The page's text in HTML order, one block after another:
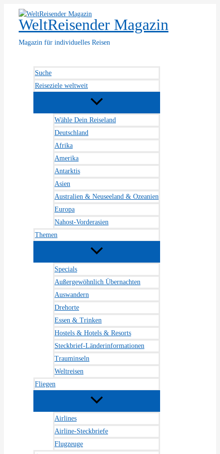
Inhalt
springenWeltReisender Magazin
Magazin für individuelles Reisen
Suche
Reiseziele weltweit
Wähle Dein Reiseland
Deutschland
Afrika
Amerika
Antarktis
Asien
Australien & Neuseeland & Ozeanien
Europa
Nahost-Vorderasien
Themen
Specials
Außergewöhnlich Übernachten
Auswandern
Drehorte
Essen & Trinken
Hostels & Hotels & Resorts
Steckbrief-Länderinformationen
Trauminseln
Weltreisen
Fliegen
Airlines
Airline-Steckbriefe
Flugzeuge